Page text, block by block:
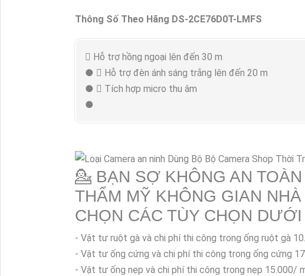
Thông Số Theo Hãng DS-2CE76D0T-LMFS
 Hỗ trợ hồng ngoại lên đến 30 m
●  Hỗ trợ đèn ánh sáng trắng lên đến 20 m
●  Tích hợp micro thu âm
●
💁 BẠN SỢ KHÔNG AN
THẨM MỸ KHÔNG GIAN
CHỌN CÁC TÙY CHỌN
- Vật tư ruột gà và chi phí thi công trong ống ruột gà
- Vật tư ống cứng và chi phí thi công trong ống cứng
- Vật tư ống nẹp và chi phí thi công trong nẹp 15.000/